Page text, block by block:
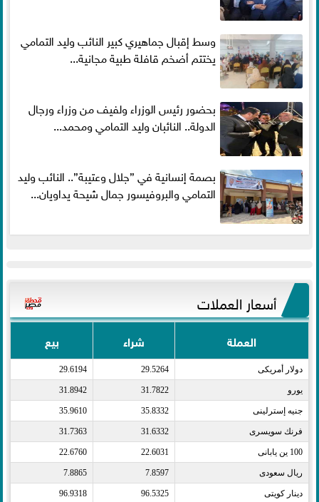
وسط إقبال جماهيري كبير النائب وليد التمامي
يختتم أضخم قافلة طبية مجانية...
بحضور رئيس الوزراء ولفيف من وزراء ورجال
الدولة.. النائبان وليد التمامي ومحمد...
بصمة إنسانية في ”جلال وعتيبة”.. النائب وليد
التمامي والبروفيسور جمال شيحة يداويان...
أسعار العملات
العملة شراء بيع
دولار أمريكى​ 29.5264
29.6194
يورو​ 31.7822
31.8942
جنيه إسترلينى​ 35.8332
35.9610
فرنك سويسرى​ 31.6332
31.7363
100 ين يابانى​ 22.6031
22.6760
ريال سعودى​ 7.8597
7.8865
دينار كويتى​ 96.5325
96.9318